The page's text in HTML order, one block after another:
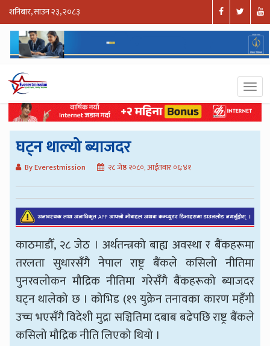
शनिबार, साउन २३, २०८३
घट्न थाल्यो ब्याजदर
By Everestmission २८ जेष्ठ २०८०, आईतवार ०६:४१
काठमाडौँ, २८ जेठ । अर्थतन्त्रको बाह्य अवस्था र बैंकहरूमा
तरलता सुधारसँगै नेपाल राष्ट्र बैंकले कसिलो नीतिमा
पुनरवलोकन मौद्रिक नीतिमा गरेसँगै बैंकहरूको ब्याजदर
घट्न थालेको छ । कोभिड (१९ युक्रेन तनावका कारण महँगी
उच्च भएसँगै विदेशी मुद्रा सञ्चितिमा दबाब बढेपछि राष्ट्र बैंकले
कसिलो मौद्रिक नीति लिएको थियो ।